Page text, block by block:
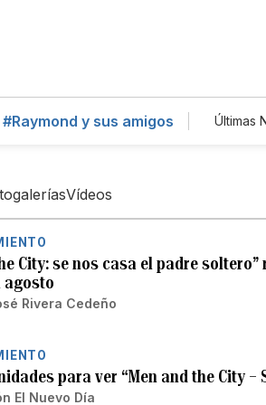
#Raymond y sus amigos
Últimas
Vídeos
City: se nos casa el padre
agosto
Rivera Cedeño
para ver “Men and the City –
El Nuevo Día